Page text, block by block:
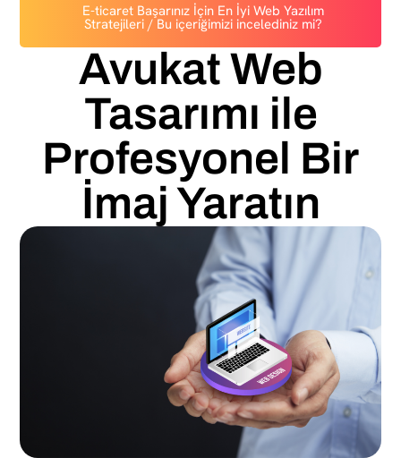
E-ticaret Başarınız İçin En İyi Web Yazılım
Stratejileri / Bu içeriğimizi incelediniz mi?
Avukat Web
Tasarımı ile
Profesyonel Bir
İmaj Yaratın